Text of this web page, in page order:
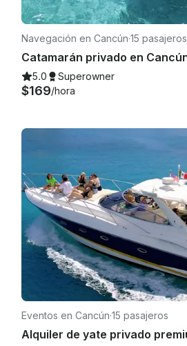
Navegación en Cancún·15 pasajeros
5.0 Superowner
$169/hora
Eventos en Cancún·15 pasajeros